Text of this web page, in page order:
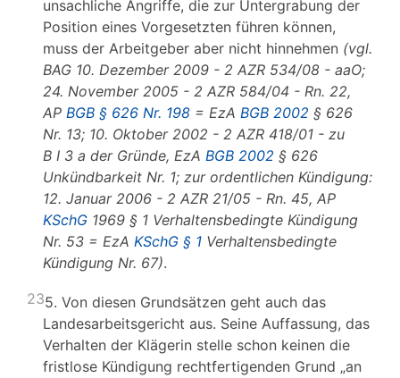
unsachliche Angriffe, die zur Untergrabung der
Position eines Vorgesetzten führen können,
muss der Arbeitgeber aber nicht hinnehmen (vgl.
BAG 10. Dezember 2009 - 2 AZR 534/08 - aaO;
24. November 2005 - 2 AZR 584/04 - Rn. 22,
AP BGB § 626 Nr. 198 = EzA BGB 2002 § 626
Nr. 13; 10. Oktober 2002 - 2 AZR 418/01 - zu
B I 3 a der Gründe, EzA BGB 2002 § 626
Unkündbarkeit Nr. 1; zur ordentlichen Kündigung:
12. Januar 2006 - 2 AZR 21/05 - Rn. 45, AP
KSchG 1969 § 1 Verhaltensbedingte Kündigung
Nr. 53 = EzA KSchG § 1 Verhaltensbedingte
Kündigung Nr. 67).
235. Von diesen Grundsätzen geht auch das
Landesarbeitsgericht aus. Seine Auffassung, das
Verhalten der Klägerin stelle schon keinen die
fristlose Kündigung rechtfertigenden Grund „an